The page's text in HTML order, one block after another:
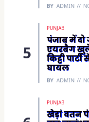
BY ADMIN
PUNJAB
पंजाब में दो
एयरबैग
किट्टी
घायल
BY ADMIN
PUNJAB
खेड़ां वतन